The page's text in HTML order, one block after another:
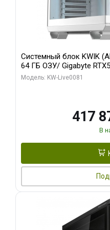
Системный блок KWIK
64 ГБ ОЗУ/ Gigabyte
16GB GDDR7 256bit/ 1 ТБ
Модель: KW-Live0081
417
В